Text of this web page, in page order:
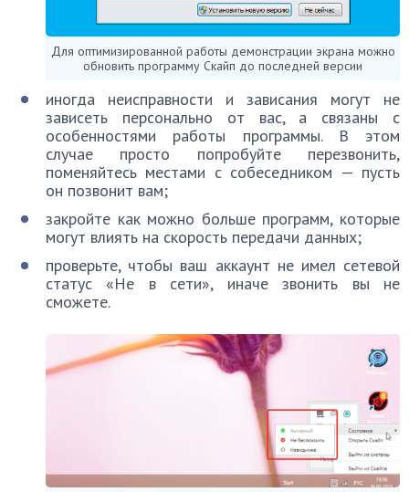
Для оптимизированной работы демонстрации экрана можно
обновить программу Скайп до последней версии
иногда неисправности и зависания могут не
зависеть персонально от вас, а связаны с
особенностями работы программы. В этом
случае просто попробуйте перезвонить,
поменяйтесь местами с собеседником — пусть
он позвонит вам;
закройте как можно больше программ, которые
могут влиять на скорость передачи данных;
проверьте, чтобы ваш аккаунт не имел сетевой
статус «Не в сети», иначе звонить вы не
сможете.